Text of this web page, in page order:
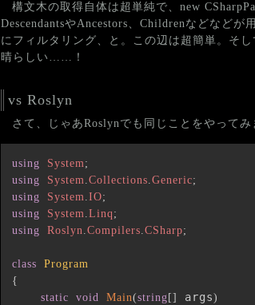
構文木の取得自体は超単純で、new
DescendantsやAncestors、Childrenなどなど
にフィルタリング、と。この辺は超簡単。そ
晴らしい……！
vs Roslyn
さて、じゃあRoslynでも同じことをやってみ
using System;
using
System.Collections.Generic;
using
System.IO;
using
System.Linq ;
using
Roslyn.Compilers.CSharp;
class
Program
{
static
void Main(string [] args)